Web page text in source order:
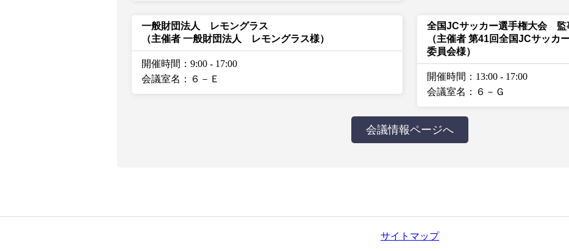
一般財団法人 レモングラス
（主催者 一般財団法人 レモングラス様）
開催時間：9:00 - 17:00
会議室名：６－Ｅ
全国JCサッカー選手権大会 監
（主催者 第41回全国JCサッカ
委員会様）
開催時間：13:00 - 17:00
会議室名：６－Ｇ
会議情報ページへ
サイトマップ